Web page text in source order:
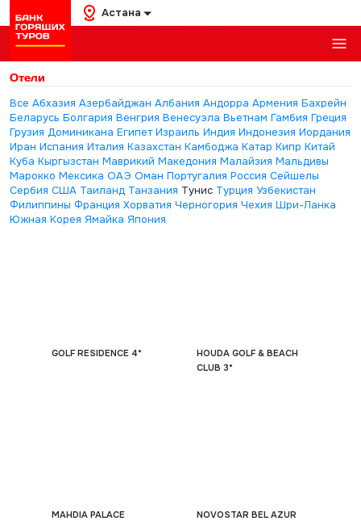
Астана
Отели
Все Абхазия Азербайджан Албания Андорра Армения Бахрейн
Беларусь Болгария Венгрия Венесуэла Вьетнам Гамбия Греция
Грузия Доминикана Египет Израиль Индия Индонезия Иордания
Иран Испания Италия Казахстан Камбоджа Катар Кипр Китай
Куба Кыргызстан Маврикий Македония Малайзия Мальдивы
Марокко Мексика ОАЭ Оман Португалия Россия Сейшелы
Сербия США Таиланд Танзания Тунис Турция Узбекистан
Филиппины Франция Хорватия Черногория Чехия Шри-Ланка
Южная Корея Ямайка Япония
GOLF RESIDENCE 4*
HOUDA GOLF & BEACH
CLUB 3*
MAHDIA PALACE
NOVOSTAR BEL AZUR